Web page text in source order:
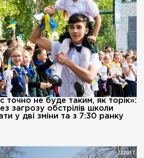
точно не буде таким, як торік»:
загрозу обстрілів школи
у дві зміни та з 7:30 ранку